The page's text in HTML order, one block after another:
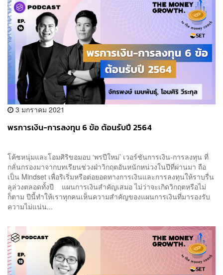
3 มกราคม 2021
พรการเงิน-การลงทุน 6 ข้อ ต้อนรับปี 2564
โค้ชหนุ่มและโอมศิริขอมอบ ‘พรปีใหม่’ เวอร์ชันการเงิน-การลงทุน ที่
กลั่นกรองมาจากบทเรียนช่วงฝ่าวิกฤตอันหนักหน่วงในปีที่ผ่านมา ถือ
เป็น Mindset เพื่อริเริ่มหรือต่อยอดทางการเงินและการลงทุนให้ราบรื่น
ลุล่วงตลอดทั้งปี แผนการเงินสำคัญเสมอ ไม่ว่าจะเกิดวิกฤตหรือไม่
ก็ตาม ปีนี้ทำให้เราทุกคนเห็นความสำคัญของแผนการเงินที่มารองรับ
ความไม่แน่น...